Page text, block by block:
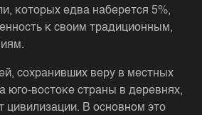
которых едва наберется 5%,
к своим традиционным,
сохранивших веру в местных
юго-востоке страны в деревнях,
цивилизации. В основном это